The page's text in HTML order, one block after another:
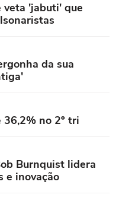
veta 'jabuti' que
da sua
36,2% no 2º tri
Burnquist lidera
e inovação